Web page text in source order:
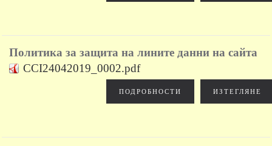
Политика за защита на лините данни на сайта
CCI24042019_0002.pdf
ИЗТЕГЛЯНЕ
ПОДРОБНОСТИ